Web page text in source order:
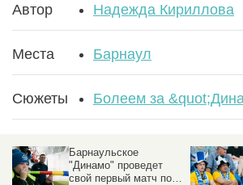
Автор Надежда Кириллова
Места Барнаул
Сюжеты Болеем за
Барнаульское
"Динамо" проведет
свой первый матч под